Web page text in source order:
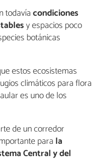
todavíacondiciones
y espacios poco
botánicas
estos ecosistemas
climáticos para flora
es uno de los
de un corredor
para la
Central y del